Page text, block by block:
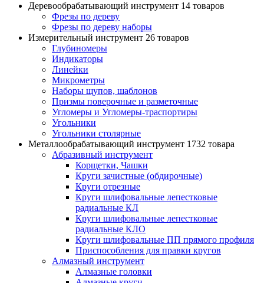
Деревообрабатывающий инструмент 14 товаров
Фрезы по дереву
Фрезы по дереву наборы
Измерительный инструмент 26 товаров
Глубиномеры
Индикаторы
Линейки
Микрометры
Наборы щупов, шаблонов
Призмы поверочные и разметочные
Угломеры и Угломеры-траспортиры
Угольники
Угольники столярные
Металлообрабатывающий инструмент 1732 товара
Абразивный инструмент
Корщетки, Чашки
Круги зачистные (обдирочные)
Круги отрезные
Круги шлифовальные лепестковые
радиальные КЛ
Круги шлифовальные лепестковые
радиальные КЛО
Круги шлифовальные ПП прямого профиля
Приспособления для правки кругов
Алмазный инструмент
Алмазные головки